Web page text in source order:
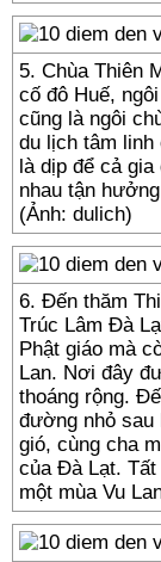
5. Chùa Thiên
cố đô Huế,
cũng là ngôi
du lịch tâm linh
là dịp để cả
nhau tận
(Ảnh: dulich)
6. Đến thăm
Trúc Lâm Đà
Phật giáo mà
Lan. Nơi đây
thoáng rộng.
đường nhỏ sau
gió, cùng cha
của Đà Lạt.
một mùa Vu